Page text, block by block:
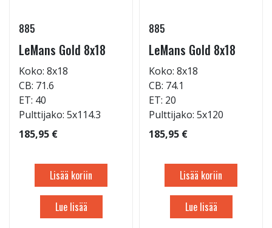
885
LeMans Gold 8x18
Koko: 8x18
CB: 71.6
ET: 40
Pulttijako: 5x114.3
185,95 €
Lisää koriin
Lue lisää
885
LeMans Gold 8x18
Koko: 8x18
CB: 74.1
ET: 20
Pulttijako: 5x120
185,95 €
Lisää koriin
Lue lisää